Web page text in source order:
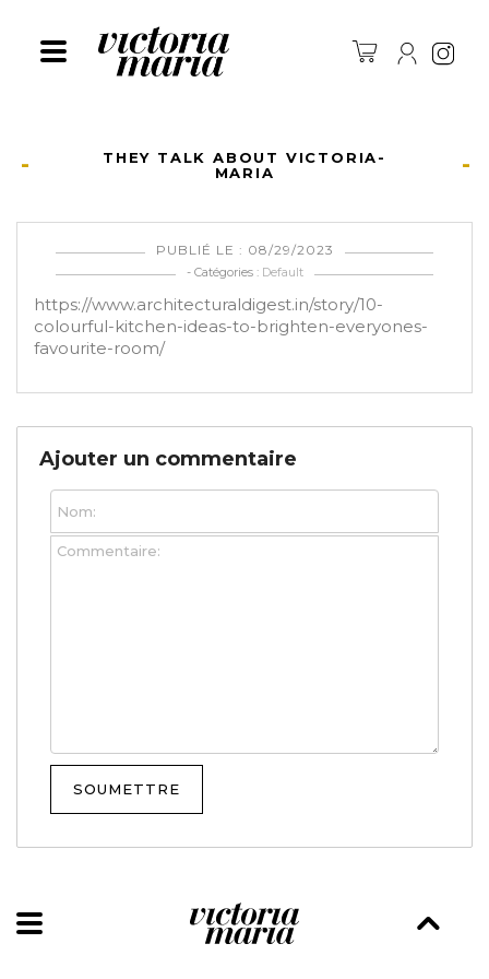
THEY TALK ABOUT VICTORIA-
MARIA
PUBLIÉ LE : 08/29/2023
- Catégories : Default
https://www.architecturaldigest.in/story/10-
colourful-kitchen-ideas-to-brighten-everyones-
favourite-room/
Ajouter un commentaire